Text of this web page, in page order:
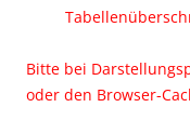
Bitte bei
oder den Browser-